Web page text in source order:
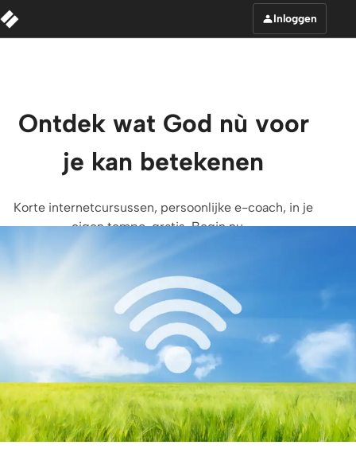
Inloggen
Ontdek wat God nù voor
je kan betekenen
Korte internetcursussen, persoonlijke e-coach, in je
eigen tempo, gratis. Begin nu ...